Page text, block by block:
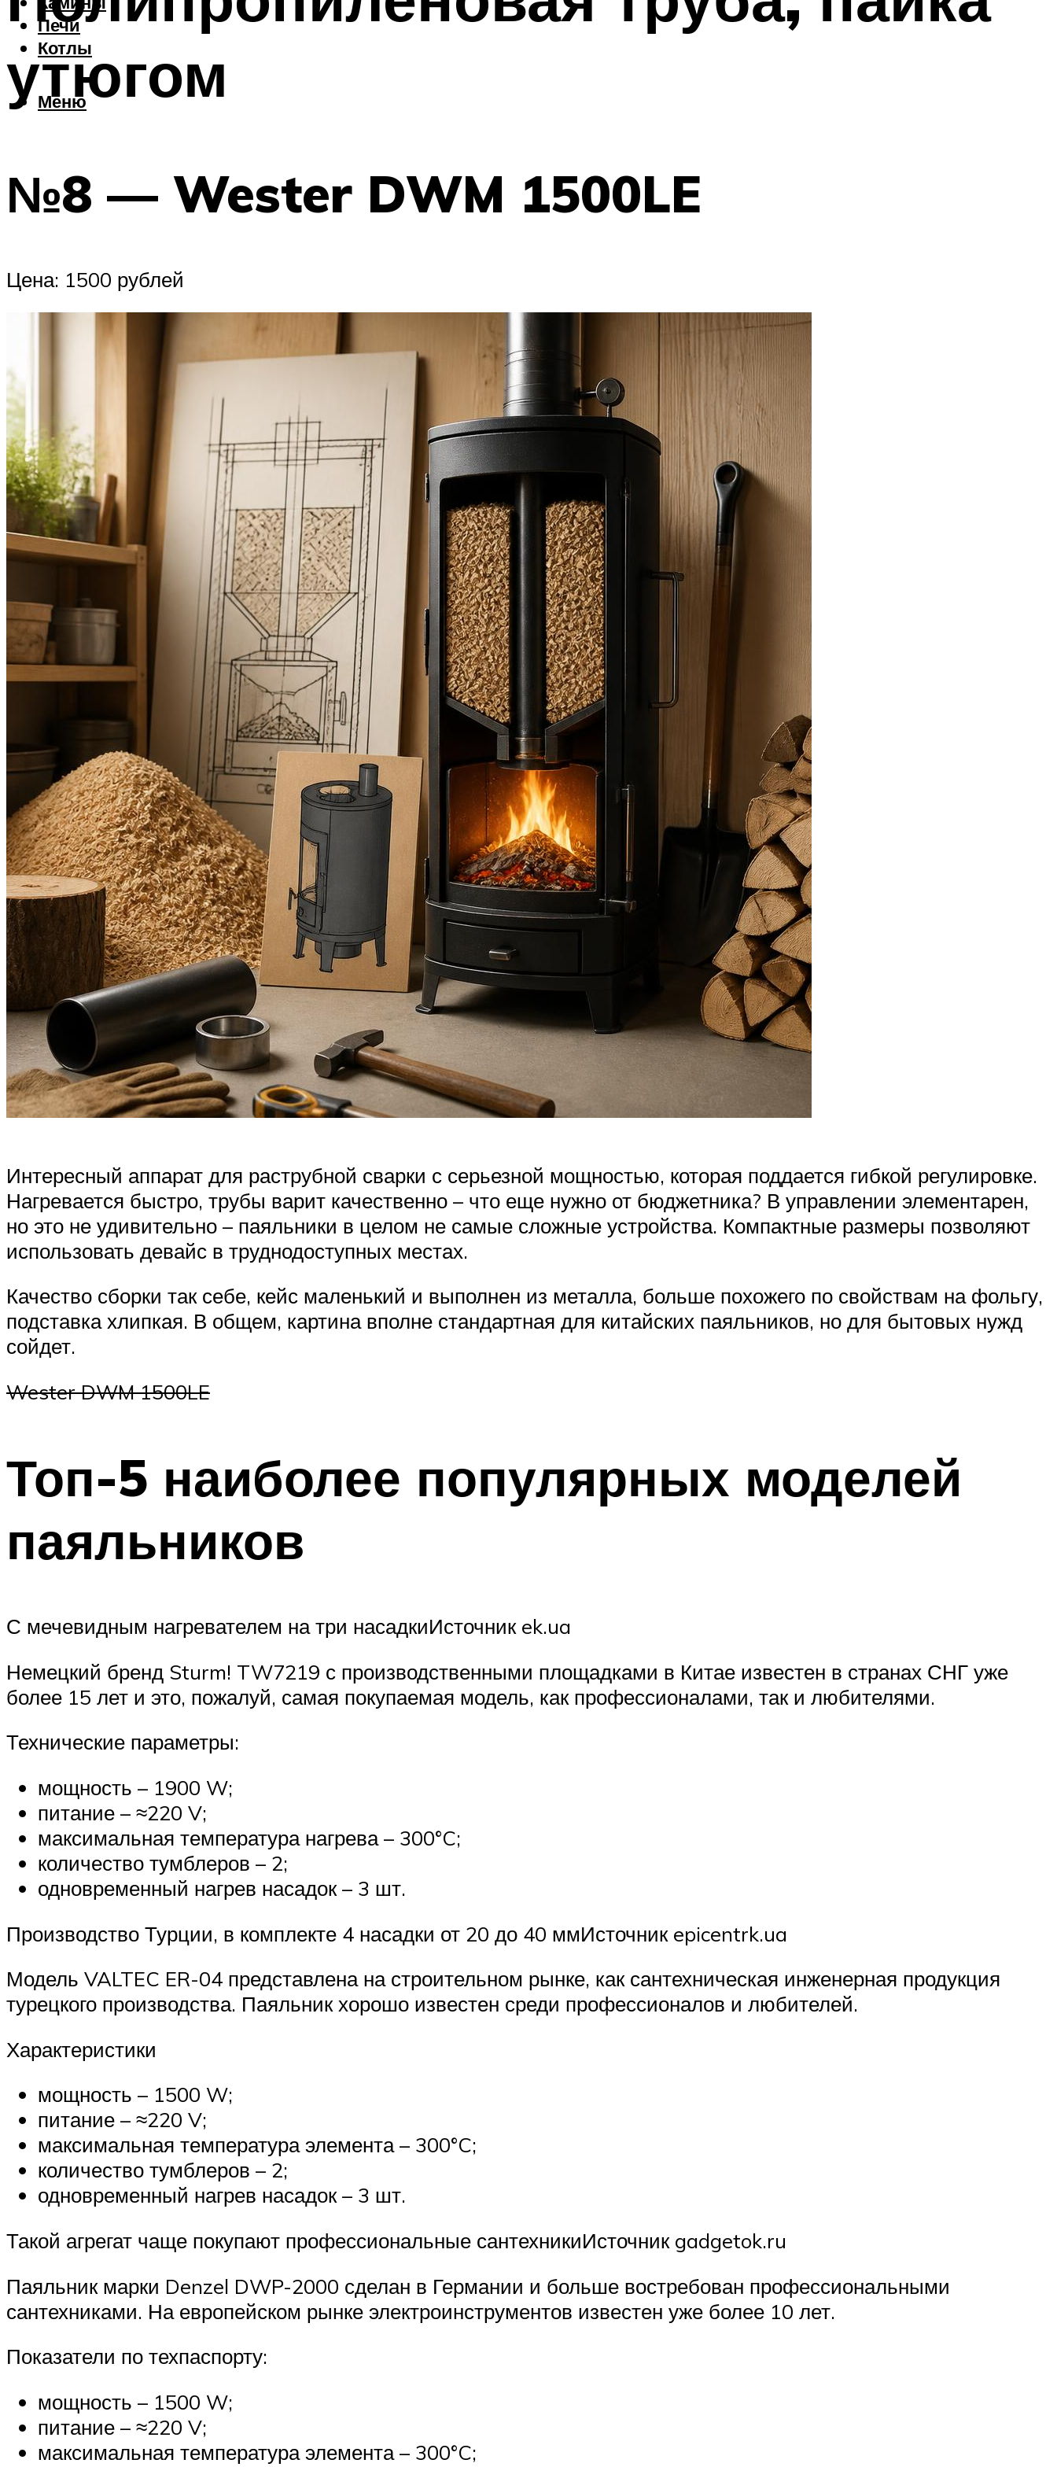
Печи
Котлы
Меню
утюгом
№8 — Wester DWM 1500LE
Цена: 1500 рублей
Интересный аппарат для раструбной сварки с серьезной мощностью, которая поддается гибкой регулировке.
Нагревается быстро, трубы варит качественно – что еще нужно от бюджетника? В управлении элементарен,
но это не удивительно – паяльники в целом не самые сложные устройства. Компактные размеры позволяют
использовать девайс в труднодоступных местах.
Качество сборки так себе, кейс маленький и выполнен из металла, больше похожего по свойствам на фольгу,
подставка хлипкая. В общем, картина вполне стандартная для китайских паяльников, но для бытовых нужд
сойдет.
Wester DWM 1500LE
Топ-5 наиболее популярных моделей
паяльников
С мечевидным нагревателем на три насадкиИсточник ek.ua
Немецкий бренд Sturm! TW7219 с производственными площадками в Китае известен в странах СНГ уже
более 15 лет и это, пожалуй, самая покупаемая модель, как профессионалами, так и любителями.
Технические параметры:
мощность – 1900 W;
питание – ≈220 V;
максимальная температура нагрева – 300°C;
количество тумблеров – 2;
одновременный нагрев насадок – 3 шт.
Производство Турции, в комплекте 4 насадки от 20 до 40 ммИсточник epicentrk.ua
Модель VALTEC ER-04 представлена на строительном рынке, как сантехническая инженерная продукция
турецкого производства. Паяльник хорошо известен среди профессионалов и любителей.
Характеристики
мощность – 1500 W;
питание – ≈220 V;
максимальная температура элемента – 300°C;
количество тумблеров – 2;
одновременный нагрев насадок – 3 шт.
Такой агрегат чаще покупают профессиональные сантехникиИсточник gadgetok.ru
Паяльник марки Denzel DWP-2000 сделан в Германии и больше востребован профессиональными
сантехниками. На европейском рынке электроинструментов известен уже более 10 лет.
Показатели по техпаспорту:
мощность – 1500 W;
питание – ≈220 V;
максимальная температура элемента – 300°C;